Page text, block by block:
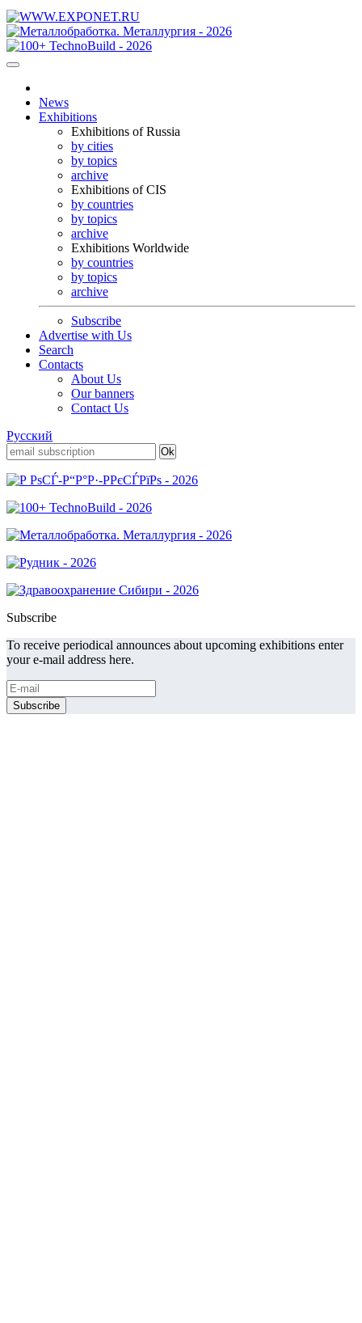
News
Exhibitions
Exhibitions of Russia
by cities
by topics
archive
Exhibitions of CIS
by countries
by topics
archive
Exhibitions Worldwide
by countries
by topics
archive
Subscribe
Advertise with Us
Search
Contacts
About Us
Our banners
Contact Us
Русский
Subscribe
To receive periodical announces about upcoming exhibitions enter
your e-mail address here.